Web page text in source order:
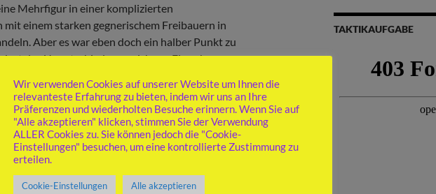
Mehrfigur in einer komplizierten
einem starken gegnerischem Freibauern in
Aber es war eben doch ein halber Punkt zu
das Unentschieden zu sichern. Ein sehr
Duell. Jetzt gilt es in der letzten Runde in
zu punkten um die Saison versöhnlich ausklingen
Weiße Dame Ulm 3,5:4,5
0,5:0,5, Weigand – Weber 0:1, Mareck – Kill 0:1,
TAKTIKAUFGABE
Wir verwenden Cookies auf unserer Website um Ihnen die
relevanteste Erfahrung zu bieten, indem wir uns an Ihre
Präferenzen und wiederholten Besuche erinnern. Wenn Sie auf
"Alle akzeptieren" klicken, stimmen Sie der Verwendung
ALLER Cookies zu. Sie können jedoch die "Cookie-
Einstellungen" besuchen, um eine kontrollierte Zustimmung zu
erteilen.
Cookie-Einstellungen Alle akzeptieren